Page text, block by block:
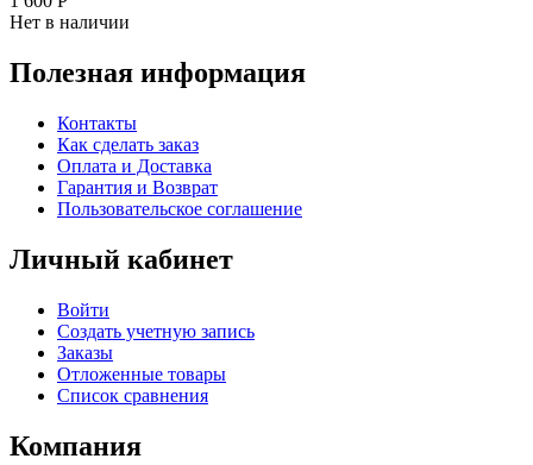
Нет в наличии
Полезная информация
Контакты
Как сделать заказ
Оплата и Доставка
Гарантия и Возврат
Пользовательское соглашение
Личный кабинет
Войти
Создать учетную запись
Заказы
Отложенные товары
Список сравнения
Компания